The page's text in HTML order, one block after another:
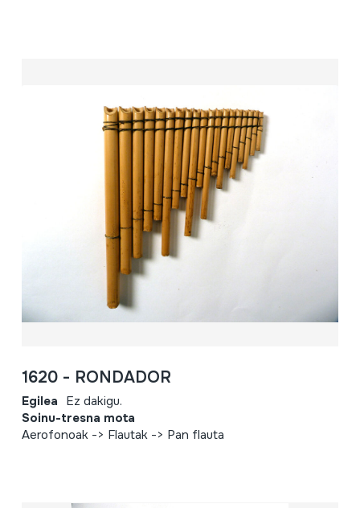
1620 - RONDADOR
Egilea Ez dakigu.
Soinu-tresna mota
Aerofonoak -> Flautak -> Pan flauta